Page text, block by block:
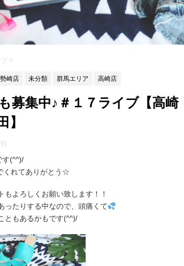
>
崎店 未分類 群馬エリア 高崎店
募集中♪＃１７ライブ【高崎
】
す(^^)/
くれてありがとう☆
もよろしくお願い致します！！
ったりする中なので、頭痛くて
ともあるかもです(^^)/